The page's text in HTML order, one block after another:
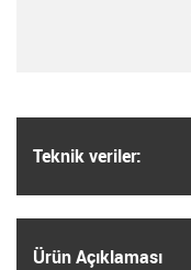
Teknik veriler:
Ürün Açıklaması